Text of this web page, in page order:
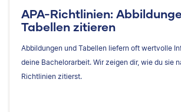
APA-Richtlinien:
Tabellen zitieren
Abbildungen und Tabellen liefern oft wertvolle
deine Bachelorarbeit. Wir zeigen dir, wie du sie
Richtlinien zitierst.